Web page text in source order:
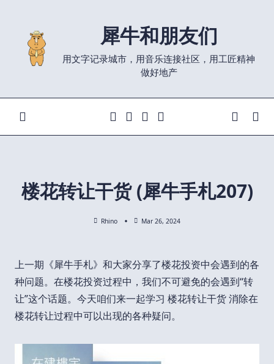
content
犀牛和朋友们
用文字记录城市，用音乐连接社区，用工匠精神
做好地产
楼花转让干货 (犀牛手札207)
Rhino Mar 26, 2024
上一期《犀牛手札》和大家分享了楼花投资中会遇到的各
种问题。在楼花投资过程中，我们不可避免的会遇到“转
让”这个话题。今天咱们来一起学习 楼花转让干货 消除在
楼花转让过程中可以出现的各种疑问。